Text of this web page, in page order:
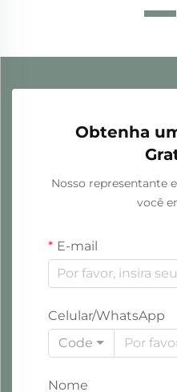
Obtenha
Nosso representante
você
E-mail
Celular/WhatsApp
Code
Nome